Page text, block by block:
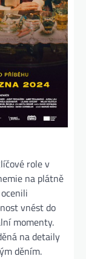
role v
na plátně
vnést do
momenty.
na detaily
děním​.